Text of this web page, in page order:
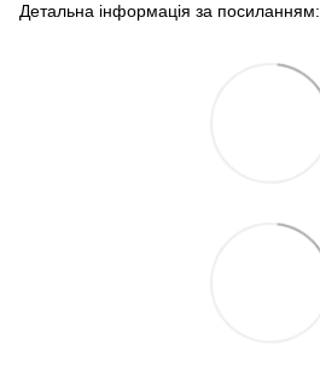
Детальна інформація за посиланням: